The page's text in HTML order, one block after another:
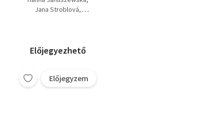
Csintalan állatkölykök
Jana Stroblová
Előjegyezhető
Előjegyzem